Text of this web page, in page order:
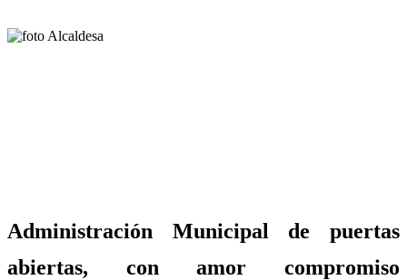
Administración Municipal de puertas
abiertas, con amor compromiso